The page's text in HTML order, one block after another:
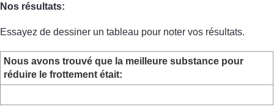
Nos résultats:
Essayez de dessiner un tableau pour noter vos résultats.
Nous avons trouvé que la meilleure substance pour
réduire le frottement était: